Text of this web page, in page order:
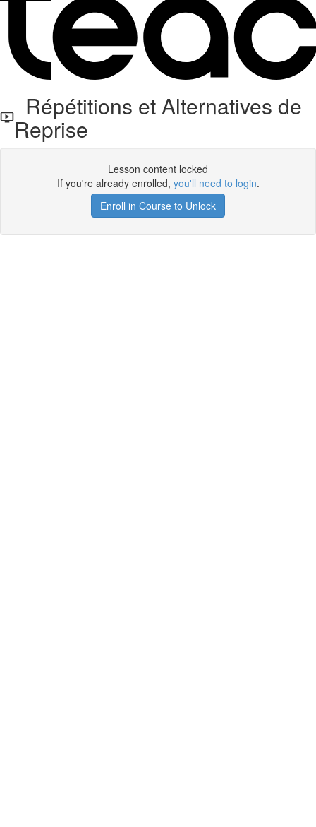
Répétitions et Alternatives de
Reprise
Lesson content locked
If you're already enrolled, you'll need to login.
Enroll in Course to Unlock